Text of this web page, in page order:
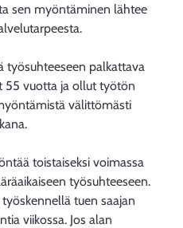
sen myöntäminen lähtee
työsuhteeseen palkattava
vuotta ja ollut työtön
välittömästi
toistaiseksi voimassa
työsuhteeseen.
tuen saajan
viikossa. Jos alan